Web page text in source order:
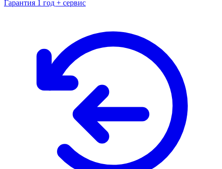
Гарантия 1 год + сервис